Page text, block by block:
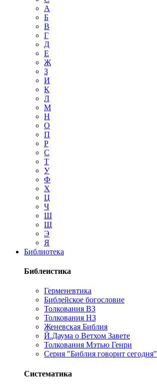
А
Б
В
Г
Д
Е
Ж
З
И
К
Л
М
Н
О
П
Р
С
Т
У
Ф
Х
Ц
Ч
Ш
Щ
Э
Я
Библиотека
Библеистика
Герменевтика
Библейское богословие
Толкования ВЗ
Толкования НЗ
Женевская Библия
Й.Даума о Ветхом Завете
Толкования Мэтью Генри
Серия "Библия говорит сегодня"
Систематика